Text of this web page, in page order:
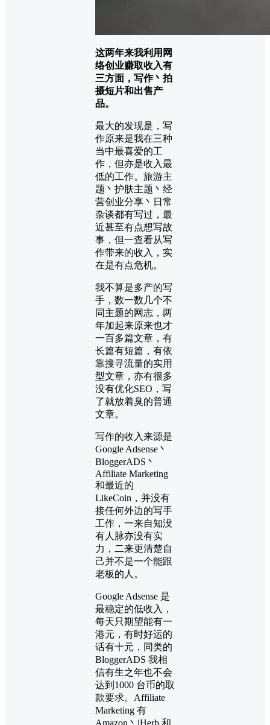
这两年来我利用网
络创业赚取收入有
三方面，写作丶拍
摄短片和出售产
品。
最大的发现是，写
作原来是我在三种
当中最喜爱的工
作，但亦是收入最
低的工作。旅游主
题丶护肤主题丶经
营创业分享丶日常
杂谈都有写过，最
近甚至有点想写故
事，但一查看从写
作带来的收入，实
在是有点危机。
我不算是多产的写
手，数一数几个不
同主题的网志，两
年加起来原来也才
一百多篇文章，有
长篇有短篇，有依
靠搜寻流量的实用
型文章，亦有很多
没有优化SEO，写
了就放着臭的普通
文章。
写作的收入来源是
Google Adsense丶
BloggerADS丶
Affiliate Marketing
和最近的
LikeCoin，并没有
接任何外边的写手
工作，一来自知没
有人脉亦没有实
力，二来更清楚自
己并不是一个能跟
老板的人。
Google Adsense 是
最稳定的低收入，
每天只期望能有一
港元，有时好运的
话有十元，同类的
BloggerADS 我相
信有生之年也不会
达到1000 台币的取
款要求。Affiliate
Marketing 有
Amazon丶iHerb 和